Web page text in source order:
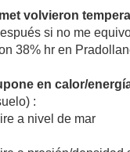
volvieron
si no me
38% hr en
en calor/
:
a nivel de mar